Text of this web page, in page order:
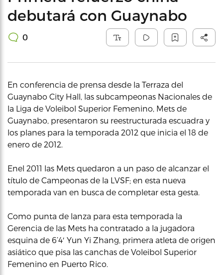
debutará con Guaynabo
0
En conferencia de prensa desde la Terraza del
Guaynabo City Hall, las subcampeonas Nacionales de
la Liga de Voleibol Superior Femenino, Mets de
Guaynabo, presentaron su reestructurada escuadra y
los planes para la temporada 2012 que inicia el 18 de
enero de 2012.
Enel 2011 las Mets quedaron a un paso de alcanzar el
título de Campeonas de la LVSF; en esta nueva
temporada van en busca de completar esta gesta.
Como punta de lanza para esta temporada la
Gerencia de las Mets ha contratado a la jugadora
esquina de 6’4′ Yun Yi Zhang, primera atleta de origen
asiático que pisa las canchas de Voleibol Superior
Femenino en Puerto Rico.